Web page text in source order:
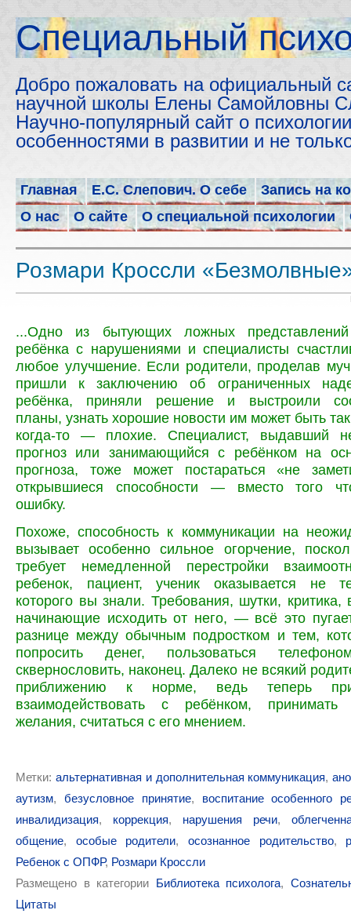
Cпециальный
Добро пожаловать на официальный
научной школы Елены Самойловны
Научно-популярный сайт о
особенностями в развитии и не
Главная Е.С. Слепович. О себе
Запись на
О нас
О сайте О специальной психологии
Розмари Кроссли
...Одно из бытующих ложных
ребёнка с нарушениями и специалисты
любое улучшение. Если родители, проделав
пришли к заключению об ограниченных
ребёнка, приняли решение и выстроили
планы, узнать хорошие новости им может быть
когда-то — плохие. Специалист, выдавший
прогноз или занимающийся с ребёнком на
прогноза, тоже может постараться«не
открывшиеся способности — вместо того
ошибку.
Похоже, способность к коммуникации на
вызывает особенно сильное огорчение,
требует немедленной перестройки
ребенок, пациент, ученик оказывается не
которого вы знали. Требования, шутки, критика,
начинающие исходить от него, — всё это
разнице между обычным подростком и тем,
попросить денег, пользоваться
сквернословить, наконец. Далеко не всякий
приближению к норме, ведь теперь
взаимодействовать с ребёнком,
желания, считаться с его мнением.
Метки: альтернативная и дополнительная коммуникация,
аутизм, безусловное принятие, воспитание особенного
инвалидизация, коррекция, нарушения речи,
общение, особые родители,осознанное родительство,
Ребенок с ОПФР, Розмари Кроссли
Размещено в категории Библиотека психолога,
Цитаты